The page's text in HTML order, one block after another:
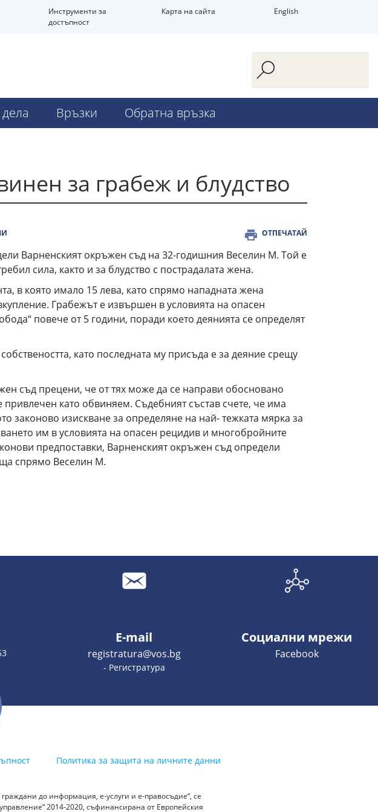
Инструменти за
достъпност
Карта на сайта English
Връзки Обратна връзка
за грабеж и блудство
ОТПЕЧАТАЙ
Варненският окръжен съд на 32-годишния Веселин М. Той е
сила, както и за блудство с пострадалата жена.
в която имало 15 лева, като спрямо нападната жена
Грабежът е извършен в условията на опасен
повече от 5 години, поради което деянията се определят
като последната му присъда е за деяние срещу
съд прецени, че от тях може да се направи обосновано
като обвиняем. Съдебният състав счете, че има
законово изискване за определяне на най- тежката мярка за
им в условията на опасен рецидив и многобройните
предпоставки, Варненският окръжен съд определи
спрямо Веселин М.
E-mail
registratura@vos.bg
- Регистратура
Социални мрежи
Facebook
Политика за защита на личните данни
до информация, е-услуги и е-правосъдие“, се
2014-2020, съфинансирана от Европейския